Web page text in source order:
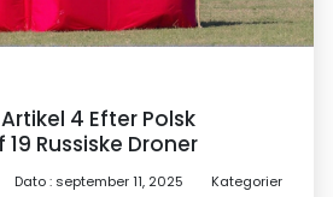
4 Efter Polsk
Russiske Droner
Dato : september 11, 2025
Kategorier